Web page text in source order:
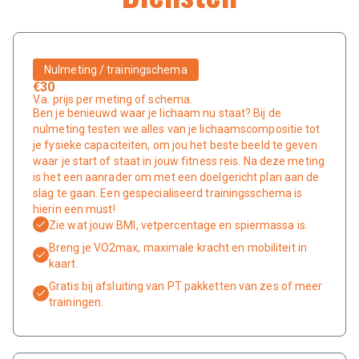
Nulmeting / trainingschema
€30
V.a. prijs per meting of schema.
Ben je benieuwd waar je lichaam nu staat? Bij de
nulmeting testen we alles van je lichaamscompositie tot
je fysieke capaciteiten, om jou het beste beeld te geven
waar je start of staat in jouw fitness reis. Na deze meting
is het een aanrader om met een doelgericht plan aan de
slag te gaan. Een gespecialiseerd trainingsschema is
hierin een must!
Zie wat jouw BMI, vetpercentage en spiermassa is.
Breng je VO2max, maximale kracht en mobiliteit in
kaart.
Gratis bij afsluiting van PT pakketten van zes of meer
trainingen.